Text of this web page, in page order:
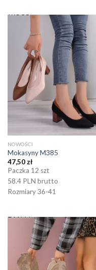
NOWOŚCI
Mokasyny M385
47,50zł
Paczka 12 szt
58.4 PLN brutto
Rozmiary 36-41